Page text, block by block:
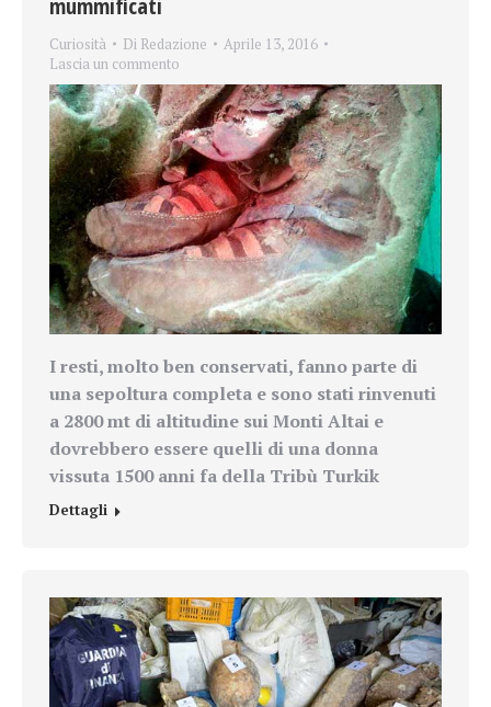
Curiosità Di Redazione
Aprile 13, 2016
Lascia un commento
I resti, molto ben conservati, fanno parte di
una sepoltura completa e sono stati rinvenuti
a 2800 mt di altitudine sui Monti Altai e
dovrebbero essere quelli di una donna
vissuta 1500 anni fa della Tribù Turkik
Dettagli